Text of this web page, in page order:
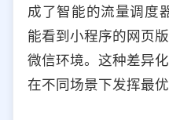
成了智能的流量调度
能看到小程序的网页
微信环境。这种差异
在不同场景下发挥最优